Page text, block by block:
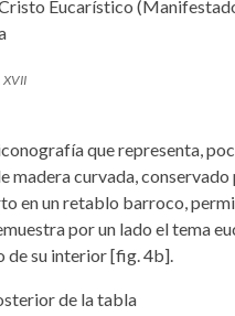
XVII
que representa,
madera curvada,
en un retablo barroco,
por un lado el tema
su interior [fig. 4b].